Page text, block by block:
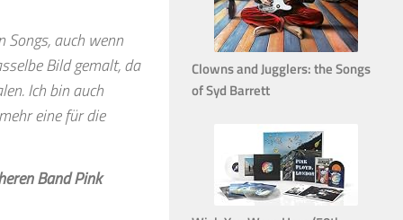
Songs, auch wenn
Bild gemalt, da
Ich bin auch
eine für die
Band Pink
Clowns and Jugglers: the Songs
of Syd Barrett